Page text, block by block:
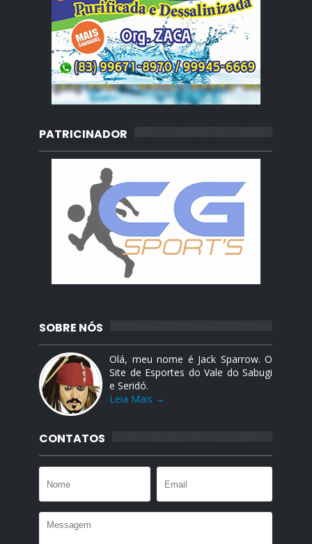
PATRICINADOR
SOBRE NÓS
Olá, meu nome é Jack Sparrow. O
Site de Esportes do Vale do Sabugi
e Seridó.
Leia Mais →
CONTATOS